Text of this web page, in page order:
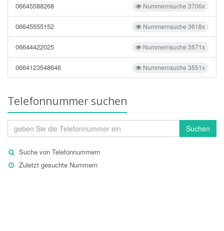
Nummernsuche 3706x
06645588268
Nummernsuche 3618x
06645555152
Nummernsuche 3571x
06644422025
Nummernsuche 3551x
0664123548646
Telefonnummer suchen
Suchen
Suche von Telefonnummern
Zuletzt gesuchte Nummern